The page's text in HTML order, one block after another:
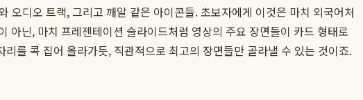
오디오 트랙, 그리고 깨알 같은 아이콘들. 초보자에게 이것은 마치 외국어처
닌, 마치 프레젠테이션 슬라이드처럼 영상의 주요 장면들이 카드 형태로
를 콕 집어 올라가듯, 직관적으로 최고의 장면들만 골라낼 수 있는 것이죠.